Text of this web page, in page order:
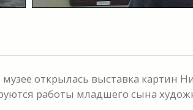
открылась выставка картин
работы младшего сына